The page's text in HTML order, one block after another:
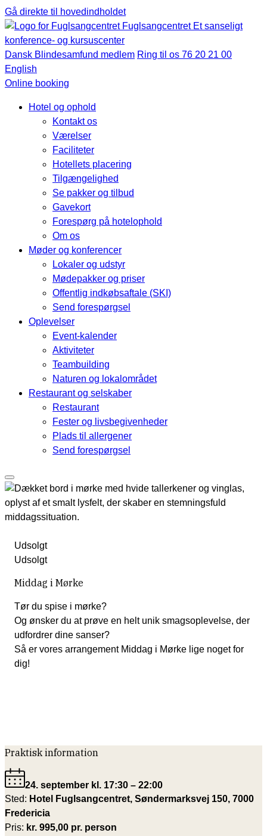
Gå direkte til hovedindholdet
Fuglsangcentret Et sanseligt
konference- og kursuscenter
Dansk Blindesamfund medlem Ring til os 76 20 21 00
English
Online booking
Hotel og ophold
Kontakt os
Værelser
Faciliteter
Hotellets placering
Tilgængelighed
Se pakker og tilbud
Gavekort
Forespørg på hotelophold
Om os
Møder og konferencer
Lokaler og udstyr
Mødepakker og priser
Offentlig indkøbsaftale (SKI)
Send forespørgsel
Oplevelser
Event-kalender
Aktiviteter
Teambuilding
Naturen og lokalområdet
Restaurant og selskaber
Restaurant
Fester og livsbegivenheder
Plads til allergener
Send forespørgsel
Udsolgt
Udsolgt
Middag i Mørke
Tør du spise i mørke?
Og ønsker du at prøve en helt unik smagsoplevelse, der
udfordrer dine sanser?
Så er vores arrangement Middag i Mørke lige noget for
dig!
Praktisk information
24. september kl. 17:30 – 22:00
Sted: Hotel Fuglsangcentret, Søndermarksvej 150, 7000
Fredericia
Pris: kr. 995,00 pr. person